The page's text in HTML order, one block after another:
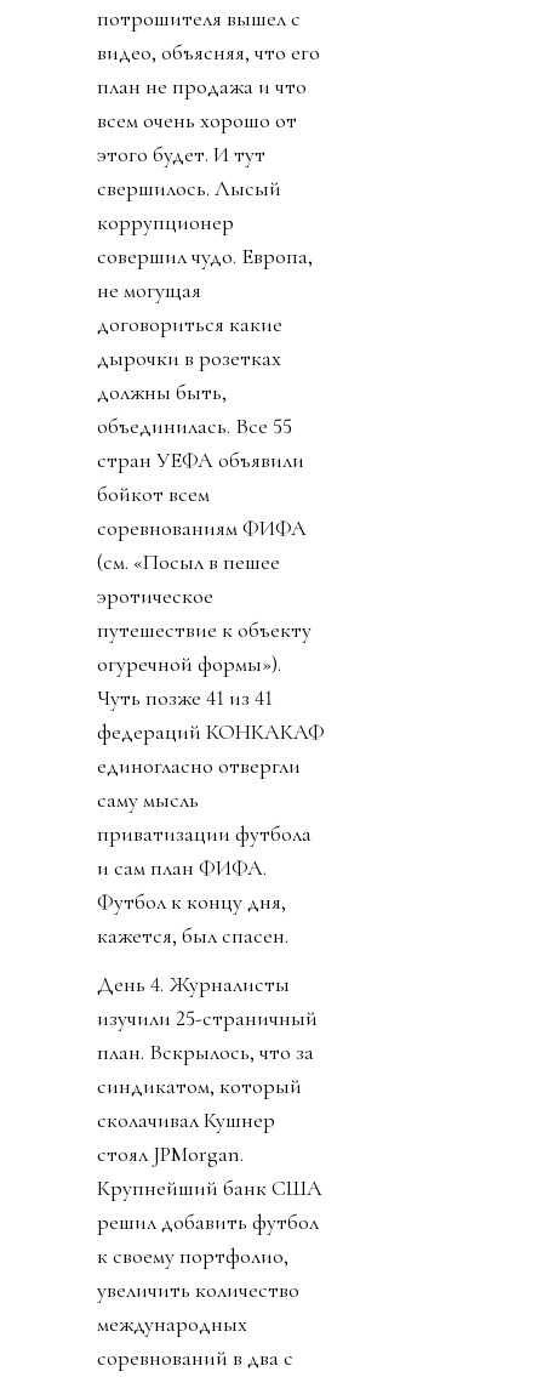
потрошителя вышел с
видео, объясняя, что его
план не продажа и что
всем очень хорошо от
этого будет. И тут
свершилось. Лысый
коррупционер
совершил чудо. Европа,
не могущая
договориться какие
дырочки в розетках
должны быть,
объединилась. Все 55
стран УЕФА объявили
бойкот всем
соревнованиям ФИФА
(см. «Посыл в пешее
эротическое
путешествие к объекту
огуречной формы»).
Чуть позже 41 из 41
федераций КОНКАКАФ
единогласно отвергли
саму мысль
приватизации футбола
и сам план ФИФА.
Футбол к концу дня,
кажется, был спасен.
День 4. Журналисты
изучили 25-страничный
план. Вскрылось, что за
синдикатом, который
сколачивал Кушнер
стоял JPMorgan.
Крупнейший банк США
решил добавить футбол
к своему портфолио,
увеличить количество
международных
соревнований в два с